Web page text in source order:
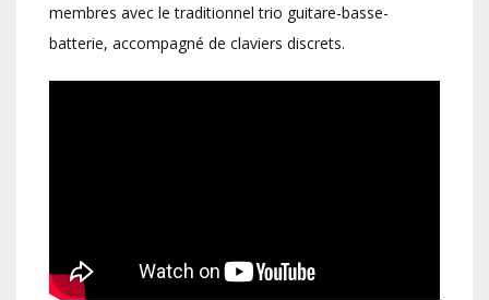
membres avec le traditionnel trio guitare-basse-
batterie, accompagné de claviers discrets.